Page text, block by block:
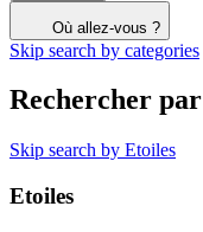
Où allez-vous ?
Skip search by categories
Rechercher par
Skip search by Etoiles
Etoiles